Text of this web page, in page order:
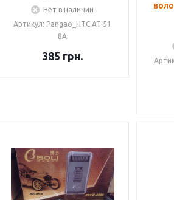
Нет в наличии
Артикул: Pangao_HTC AT-51
8A
385 грн.